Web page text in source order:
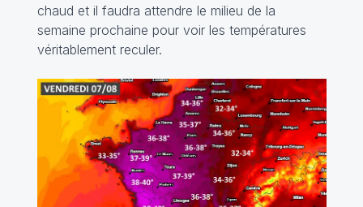
chaud et il faudra attendre le milieu de la
semaine prochaine pour voir les températures
véritablement reculer.